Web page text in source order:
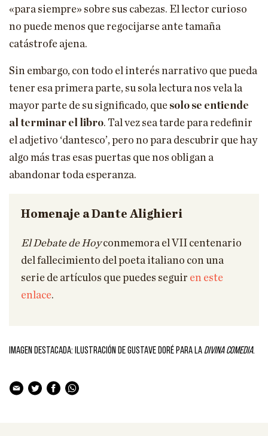
«para siempre» sobre sus cabezas. El lector curioso
no puede menos que regocijarse ante tamaña
catástrofe ajena.
Sin embargo, con todo el interés narrativo que pueda
tener esa primera parte, su sola lectura nos vela la
mayor parte de su significado, que solo se entiende
al terminar el libro. Tal vez sea tarde para redefinir
el adjetivo ‘dantesco’, pero no para descubrir que hay
algo más tras esas puertas que nos obligan a
abandonar toda esperanza.
Homenaje a Dante Alighieri
El Debate de Hoyconmemora el VII centenario
del fallecimiento del poeta italiano con una
serie de artículos que puedes seguir en este
enlace.
Imagen destacada: Ilustración de Gustave Doré para laDivina Comedia.